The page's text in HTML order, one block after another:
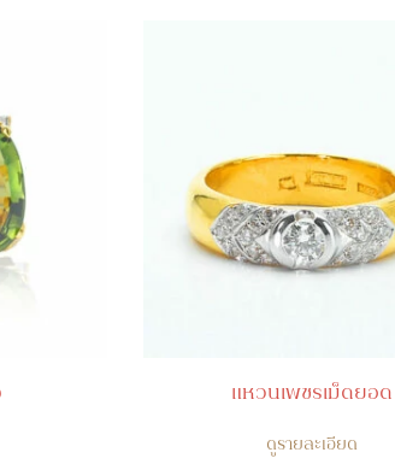
แหวนเพชรเม็ดยอด
ดูรายละเอียด